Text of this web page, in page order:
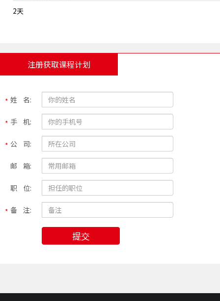
2天
注册获取课程计划
姓 名:
手 机:
公 司:
邮 箱:
职 位:
备 注:
提交